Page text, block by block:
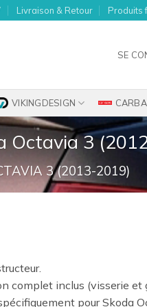
Livraison & Retour Produits
SE
VIKINGDESIGN
Octavia 3
3 (2013-2019)
complet inclus (visserie et
pour Skoda